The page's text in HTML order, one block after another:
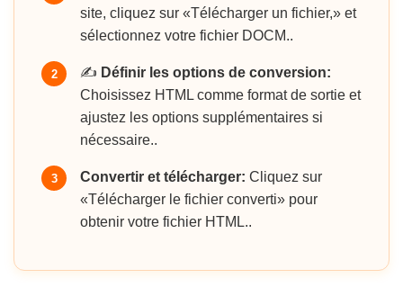
site, cliquez sur «Télécharger un fichier,» et
sélectionnez votre fichier DOCM..
2 ✍️ Définir les options de conversion:
Choisissez HTML comme format de sortie et
ajustez les options supplémentaires si
nécessaire..
3 Convertir et télécharger: Cliquez sur
«Télécharger le fichier converti» pour
obtenir votre fichier HTML..